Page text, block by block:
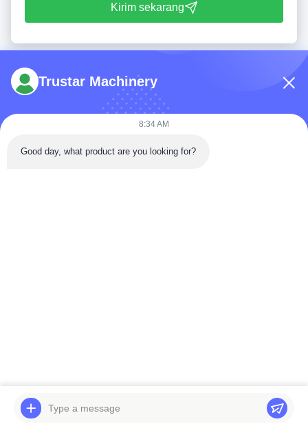
Kirim sekarang
Telp: 86-180-5882-0351
Semua Hak Dilindungi Undang-undang.
Trustar Machinery
8:34 AM
Good day, what product are you looking for?